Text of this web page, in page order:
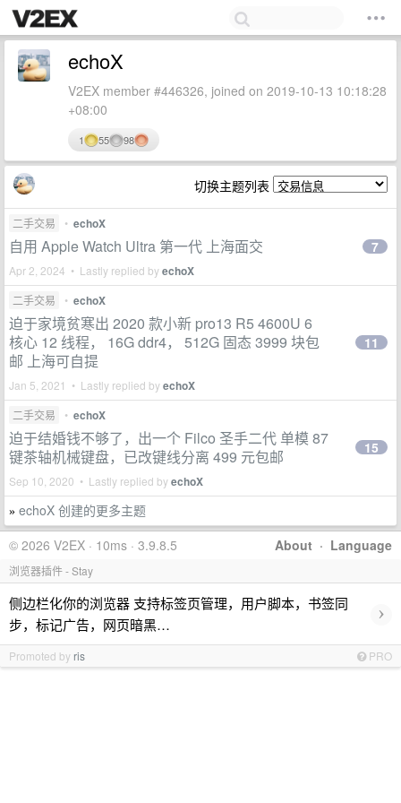
echoX
V2EX member #446326, joined on 2019-10-13 10:18:28
+08:00
1 55 98
切换主题列表
二手交易 • echoX
自用 Apple Watch Ultra 第一代 上海面交
Apr 2, 2024 • Lastly replied byechoX
7
二手交易 • echoX
迫于家境贫寒出 2020 款小新 pro13 R5 4600U 6
核心 12 线程， 16G ddr4， 512G 固态 3999 块包
邮 上海可自提
Jan 5, 2021 • Lastly replied byechoX
11
二手交易 • echoX
迫于结婚钱不够了，出一个 Filco 圣手二代 单模 87
键茶轴机械键盘，已改键线分离 499 元包邮
Sep 10, 2020 • Lastly replied byechoX
15
» echoX 创建的更多主题
About · Language
© 2026 V2EX · 10ms · 3.9.8.5
浏览器插件 - Stay
侧边栏化你的浏览器 支持标签页管理，用户脚本，书签同
步，标记广告，网页暗黑…
›
Promoted by ris PRO